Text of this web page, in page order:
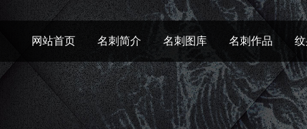
网站首页 名刺简介 名刺图库 名刺作品